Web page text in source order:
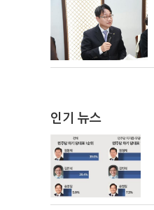
인기 뉴스